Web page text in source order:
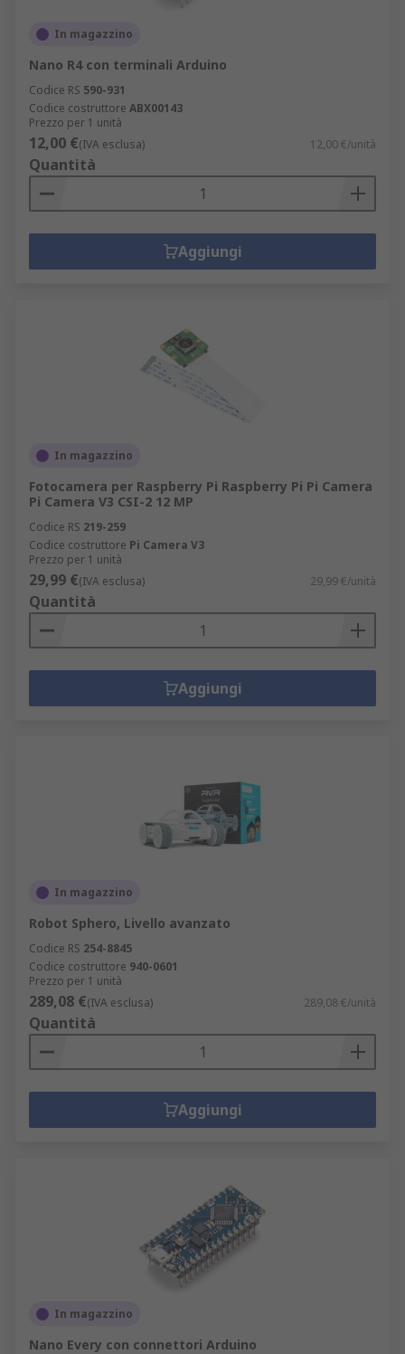
In magazzino
Nano R4 con terminali Arduino
Codice RS 590-931
Codice costruttore ABX00143
Prezzo per 1 unità
12,00 €(IVA esclusa) 12,00 €/unità
Quantità
Aggiungi
In magazzino
Fotocamera per Raspberry Pi Raspberry Pi Pi Camera
Pi Camera V3 CSI-2 12 MP
Codice RS 219-259
Codice costruttore Pi Camera V3
Prezzo per 1 unità
29,99 €(IVA esclusa) 29,99 €/unità
Quantità
Aggiungi
In magazzino
Robot Sphero, Livello avanzato
Codice RS 254-8845
Codice costruttore 940-0601
Prezzo per 1 unità
289,08 €(IVA esclusa) 289,08 €/unità
Quantità
Aggiungi
In magazzino
Nano Every con connettori Arduino